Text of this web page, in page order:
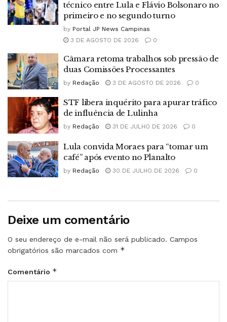
técnico entre Lula e Flávio Bolsonaro no
primeiro e no segundo turno
by Portal JP News Campinas
3 DE AGOSTO DE 2026
0
Câmara retoma trabalhos sob pressão de
duas Comissões Processantes
by Redação 3 DE AGOSTO DE 2026 0
STF libera inquérito para apurar tráfico
de influência de Lulinha
by Redação 31 DE JULHO DE 2026 0
Lula convida Moraes para “tomar um
café” após evento no Planalto
by Redação 30 DE JULHO DE 2026 0
Deixe um comentário
O seu endereço de e-mail não será publicado. Campos
obrigatórios são marcados com *
Comentário *